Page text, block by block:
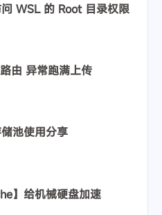
WSL 的 Root 目录权限
由 异常跑满上传
池使用分享
】给机械硬盘加速